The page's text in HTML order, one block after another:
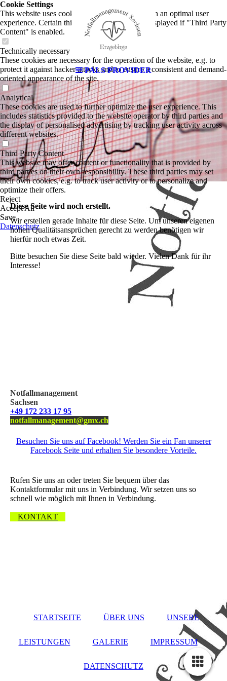
PALS PROVIDER
Diese Seite wird noch erstellt.
Wir erstellen gerade Inhalte für diese Seite. Um unseren eigenen
hohen Qualitätsansprüchen gerecht zu werden benötigen wir
hierfür noch etwas Zeit.
Bitte besuchen Sie diese Seite bald wieder. Vielen Dank für ihr
Interesse!
Notfallmanagement
Sachsen
+49 172 233 17 95
notfallmanagement@gmx.ch
Besuchen Sie uns auf Facebook! Werden Sie ein Fan unserer
Facebook Seite und erhalten Sie besondere Vorteile.
Rufen Sie uns an oder treten Sie bequem über das
Kontaktformular mit uns in Verbindung. Wir setzen uns so
schnell wie möglich mit Ihnen in Verbindung.
KONTAKT
STARTSEITE ÜBER UNS UNSERE
LEISTUNGEN GALERIE IMPRESSUM
DATENSCHUTZ
Cookie Settings
This website uses cookies to provide visitors with an optimal user
experience. Certain third party content is only displayed if "Third Party
Content" is enabled.
Technically necessary
These cookies are necessary for the operation of the website, e.g. to
protect it against hacker attacks and to ensure a consistent and demand-
oriented appearance of the site.
Analytical
These cookies are used to further optimize the user experience. This
includes statistics provided to the website operator by third parties and
the display of personalised advertising by tracking user activity across
different websites.
Third Party Content
This website may offer content or functionality that is provided by
third parties on their own responsibility. These third parties may set
their own cookies, e.g. to track user activity or to personalize and
optimize their offers.
Reject
Accept All
Save
Datenschutz